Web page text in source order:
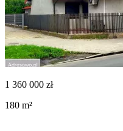
1 360 000 zł
180 m²